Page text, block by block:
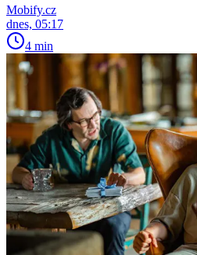
Mobify.cz
dnes, 05:17
4 min